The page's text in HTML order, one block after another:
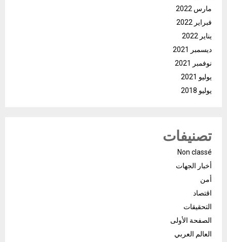
مارس 2022
فبراير 2022
يناير 2022
ديسمبر 2021
نوفمبر 2021
يوليو 2021
يوليو 2018
تصنيفات
Non classé
أخبار الجهات
أمن
اقتصاد
التحقيقات
الصفحة الأولى
العالم العربي